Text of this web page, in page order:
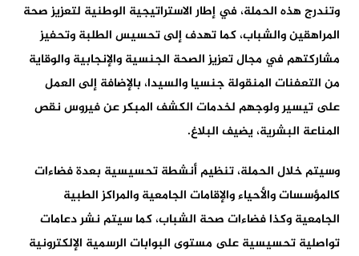
وتندرج هذه الحملة، في إطار الاستراتيجية الوطنية لتعزيز صحة
المراهقين والشباب، كما تهدف إلى تحسيس الطلبة وتحفيز
مشاركتهم في مجال تعزيز الصحة الجنسية والإنجابية والوقاية
من التعفنات المنقولة جنسيا والسيدا، بالإضافة إلى العمل
على تيسير ولوجهم لخدمات الكشف المبكر عن فيروس نقص
المناعة البشرية، يضيف البلاغ.
وسيتم خلال الحملة، تنظيم أنشطة تحسيسية بعدة فضاءات
كالمؤسسات والأحياء والإقامات الجامعية والمراكز الطبية
الجامعية وكذا فضاءات صحة الشباب، كما سيتم نشر دعامات
تواصلية تحسيسية على مستوى البوابات الرسمية الإلكترونية